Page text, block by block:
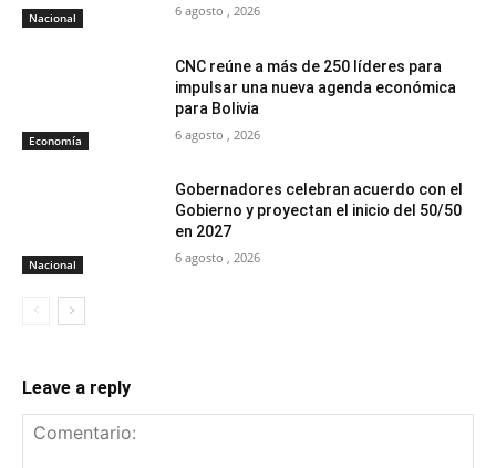
Nacional 6 agosto , 2026
Economía
CNC reúne a más de 250 líderes para
impulsar una nueva agenda económica
para Bolivia
6 agosto , 2026
Nacional
Gobernadores celebran acuerdo con el
Gobierno y proyectan el inicio del 50/50
en 2027
6 agosto , 2026
Leave a reply